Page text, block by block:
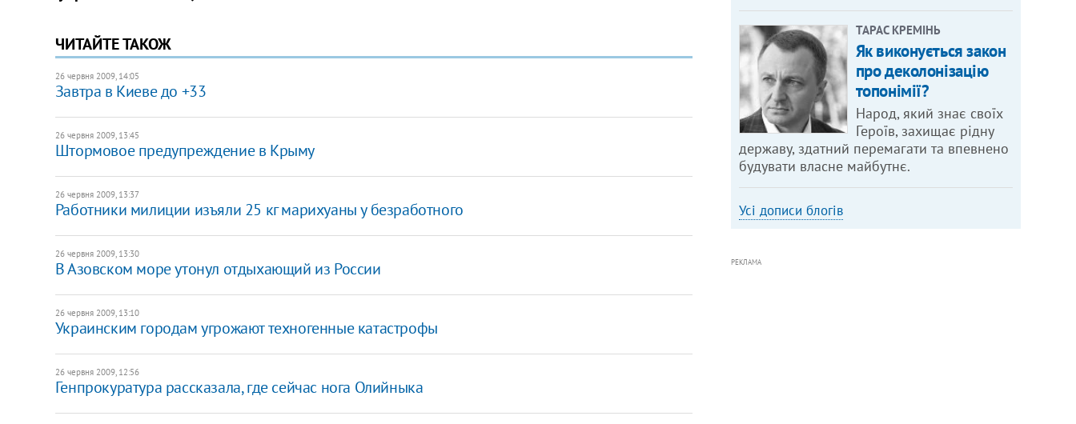
ЧИТАЙТЕ ТАКОЖ
26 червня 2009, 14:05
Завтра в Киеве до +33
26 червня 2009, 13:45
Штормовое предупреждение в Крыму
26 червня 2009, 13:37
Работники милиции изъяли 25 кг марихуаны у безработного
26 червня 2009, 13:30
В Азовском море утонул отдыхающий из России
26 червня 2009, 13:10
Украинским городам угрожают техногенные катастрофы
26 червня 2009, 12:56
Генпрокуратура рассказала, где сейчас нога Олийныка
ТАРАС КРЕМІНЬ
Як виконується закон
про деколонізацію
топонімії?
Народ, який знає своїх
Героїв, захищає рідну
державу, здатний перемагати та впевнено
будувати власне майбутнє.
Усі дописи блогів
РЕКЛАМА